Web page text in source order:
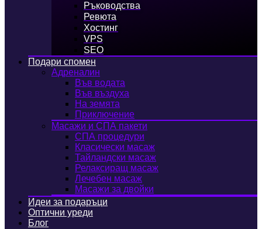
Ръководства
Ревюта
Хостинг
VPS
SEO
Подари спомен
Адреналин
Във водата
Във въздуха
На земята
Приключение
Масажи и СПА пакети
СПА процедури
Класически масаж
Тайландски масаж
Релаксиращ масаж
Лечебен масаж
Масажи за двойки
Идеи за подаръци
Оптични уреди
Блог